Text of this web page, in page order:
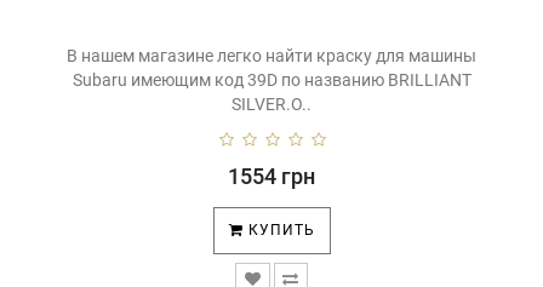
В нашем магазине легко найти краску для машины
Subaru имеющим код 39D по названию BRILLIANT
SILVER.О..
1554 грн
КУПИТЬ